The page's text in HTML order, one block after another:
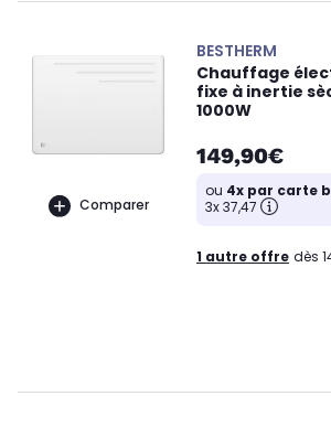
Comparer
BESTHERM
Chauffage
fixe à inertie
1000W
149,90€
ou 4x par carte
3x 37,47
1 autre offre dès